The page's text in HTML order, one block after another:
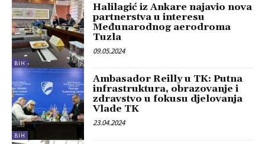
BIH
Halilagić iz Ankare najavio nova
partnerstva u interesu
Međunarodnog aerodroma
Tuzla
09.05.2024
BIH
Ambasador Reilly u TK: Putna
infrastruktura, obrazovanje i
zdravstvo u fokusu djelovanja
Vlade TK
23.04.2024